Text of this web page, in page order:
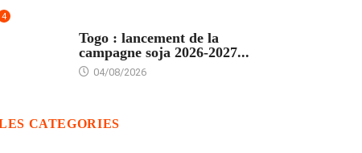
4
Togo : lancement de la
campagne soja 2026-2027...
04/08/2026
CATEGORIES